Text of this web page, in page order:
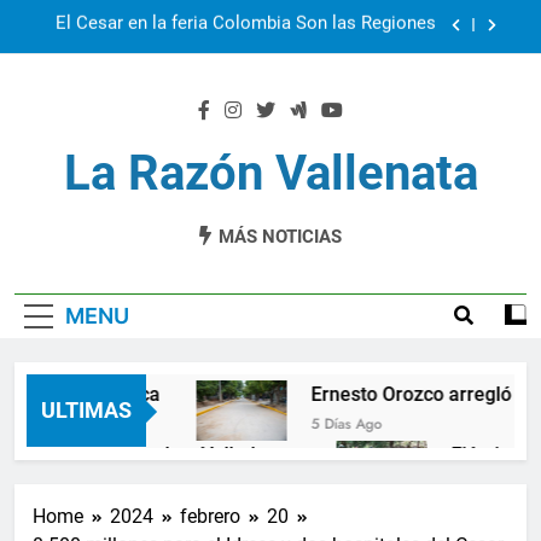
Hospitales del Cesar amenazan con paro
El Cesar en la feria Colombia Son las Regiones
Hospitales del Cesar amenazan con paro
La Razón Vallenata
MÁS NOTICIAS
MENU
ULTIMAS
Ernesto Orozco arregló las
5 Días Ago
por vendaval en Valledupar Ejército y
10.000 nuevos cupos de crédito
Home 2024 febrero
20